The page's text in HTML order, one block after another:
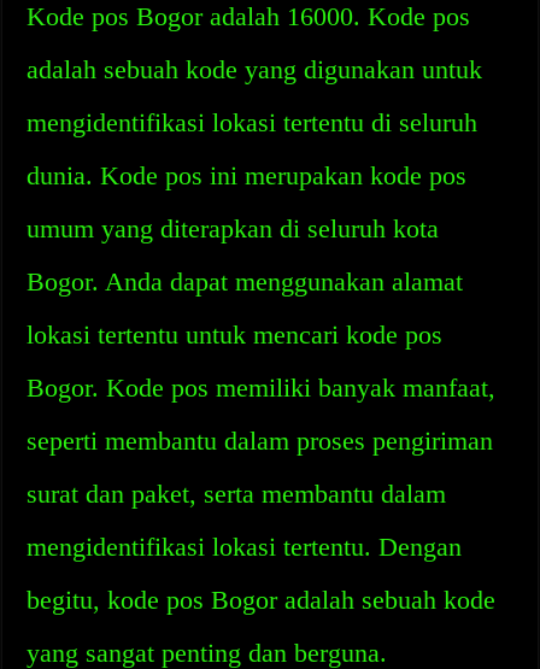
Kode pos Bogor adalah 16000. Kode pos
adalah sebuah kode yang digunakan untuk
mengidentifikasi lokasi tertentu di seluruh
dunia. Kode pos ini merupakan kode pos
umum yang diterapkan di seluruh kota
Bogor. Anda dapat menggunakan alamat
lokasi tertentu untuk mencari kode pos
Bogor. Kode pos memiliki banyak manfaat,
seperti membantu dalam proses pengiriman
surat dan paket, serta membantu dalam
mengidentifikasi lokasi tertentu. Dengan
begitu, kode pos Bogor adalah sebuah kode
yang sangat penting dan berguna.